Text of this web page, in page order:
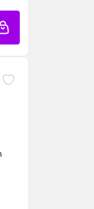
Adicionar à sacola